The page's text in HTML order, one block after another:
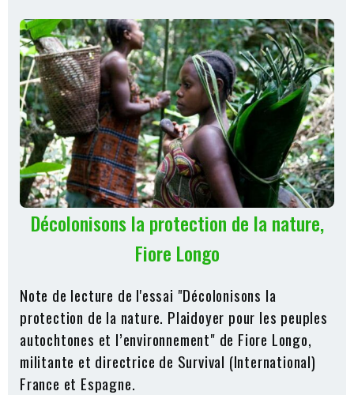
Décolonisons la protection de la nature,
Fiore Longo
Note de lecture de l'essai "Décolonisons la
protection de la nature. Plaidoyer pour les peuples
autochtones et l’environnement" de Fiore Longo,
militante et directrice de Survival (International)
France et Espagne.